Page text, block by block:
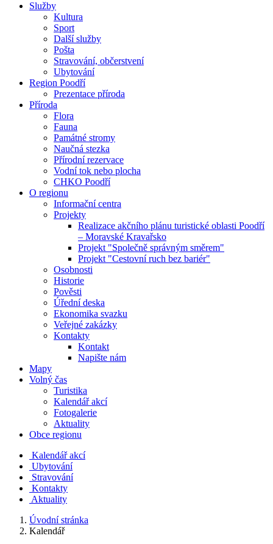
Služby
Kultura
Sport
Další služby
Pošta
Stravování, občerstvení
Ubytování
Region Poodří
Prezentace příroda
Příroda
Flora
Fauna
Památné stromy
Naučná stezka
Přírodní rezervace
Vodní tok nebo plocha
CHKO Poodří
O regionu
Informační centra
Projekty
Realizace akčního plánu turistické oblasti Poodří
– Moravské Kravařsko
Projekt "Společně správným směrem"
Projekt "Cestovní ruch bez bariér"
Osobnosti
Historie
Pověsti
Úřední deska
Ekonomika svazku
Veřejné zakázky
Kontakty
Kontakt
Napište nám
Mapy
Volný čas
Turistika
Kalendář akcí
Fotogalerie
Aktuality
Obce regionu
Kalendář akcí
Ubytování
Stravování
Kontakty
Aktuality
Úvodní stránka
Kalendář